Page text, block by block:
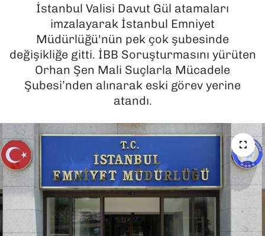
İstanbul Valisi Davut Gül atamaları
imzalayarak İstanbul Emniyet
Müdürlüğü'nün pek çok şubesinde
değişikliğe gitti. İBB Soruşturmasını yürüten
Orhan Şen Mali Suçlarla Mücadele
Şubesi’nden alınarak eski görev yerine
atandı.
MAGAZİN
POLİTİKA
SAĞLIK
TEKNOLOJİ
YAŞAM
YEREL YÖNETİMLER
Haber Arşivi